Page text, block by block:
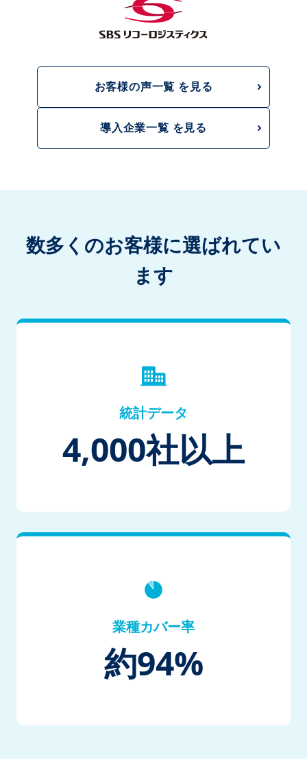
お客様の声一覧 を見る
導入企業一覧 を見る
数多くのお客様に選ばれてい
ます
統計データ
4,000社以上
業種カバー率
約94%